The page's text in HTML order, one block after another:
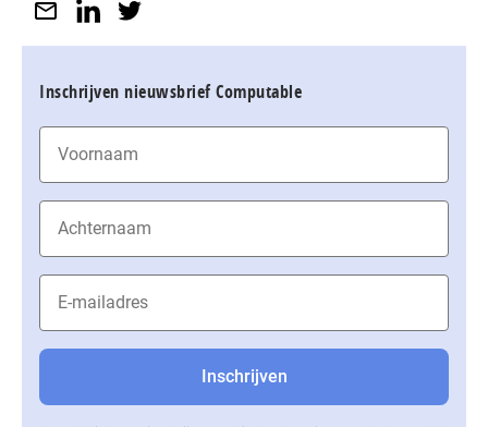
Inschrijven nieuwsbrief Computable